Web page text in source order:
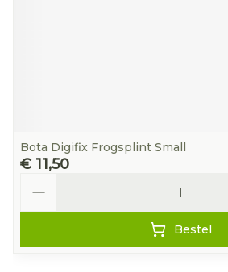
Bota Digifix Frogsplint Small
€ 11,50
Bestel